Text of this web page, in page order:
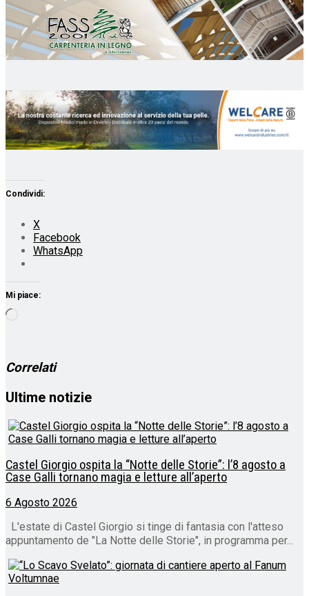
Condividi:
X
Facebook
WhatsApp
Mi piace:
Correlati
Ultime notizie
Castel Giorgio ospita la “Notte delle Storie”: l’8 agosto a
Case Galli tornano magia e letture all’aperto
6 Agosto 2026
L'estate di Castel Giorgio si tinge di fantasia con l'atteso
appuntamento de "La Notte delle Storie", in programma per...